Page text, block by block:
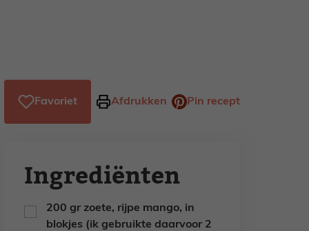
Favoriet Afdrukken Pin recept
Ingrediënten
▢
200 gr zoete, rijpe mango, in
blokjes (ik gebruikte daarvoor 2